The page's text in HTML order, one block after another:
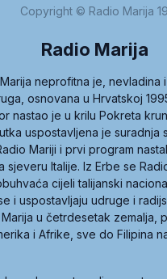
Copyright © Radio Marija
Radio Marija
neprofitna je, nevladina
osnovana u Hrvatskoj
nastao je u krilu Pokreta
uspostavljena je suradnja
Mariji i prvi program
sjeveru Italije. Iz Erbe se
cijeli talijanski
i uspostavljaju udruge i
u četrdesetak zemalja,
i Afrike, sve do Filipina